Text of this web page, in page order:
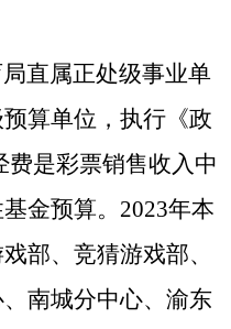
直属正处级事业单
算单位，执行《政
费是彩票销售收入中
金预算。2023年本
部、竞猜游戏部、
南城分中心、渝东